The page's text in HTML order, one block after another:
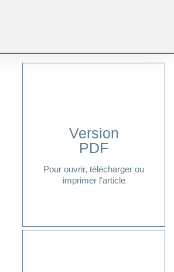
Version
PDF
Pour ouvrir, télécharger ou
imprimer l'article
Cliquer ici